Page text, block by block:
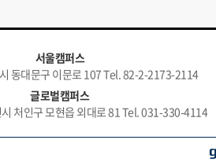
서울캠퍼스
동대문구 이문로 107 Tel. 82-2-2173-2114
글로벌캠퍼스
처인구 모현읍 외대로 81 Tel. 031-330-4114